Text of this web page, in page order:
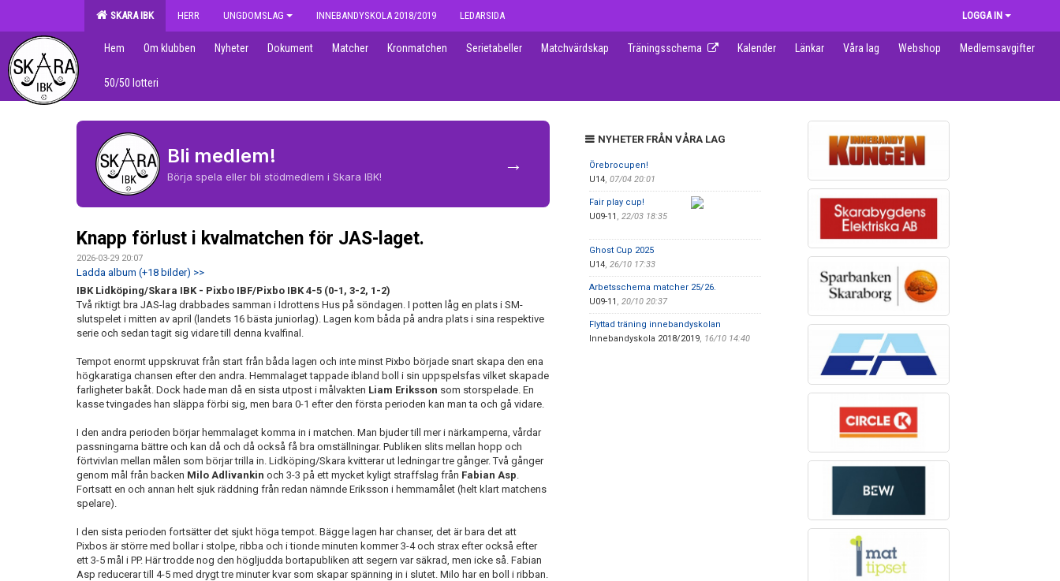
SKARA IBK HERR UNGDOMSLAG INNEBANDYSKOLA 2018/2019 LEDARSIDA LOGGA IN
Hem Om klubben Nyheter Dokument Matcher Kronmatchen Serietabeller Matchvärdskap Träningsschema Kalender Länkar Våra lag Webshop Medlemsavgifter
50/50 lotteri
Bli medlem!
Börja spela eller bli stödmedlem i Skara IBK!
→
Knapp förlust i kvalmatchen för JAS-laget.
2026-03-29 20:07
Ladda album (+18 bilder) >>
IBK Lidköping/Skara IBK - Pixbo IBF/Pixbo IBK 4-5 (0-1, 3-2, 1-2)
Två riktigt bra JAS-lag drabbades samman i Idrottens Hus på söndagen. I potten låg en plats i SM-
slutspelet i mitten av april (landets 16 bästa juniorlag). Lagen kom båda på andra plats i sina respektive
serie och sedan tagit sig vidare till denna kvalfinal.
Tempot enormt uppskruvat från start från båda lagen och inte minst Pixbo började snart skapa den ena
högkaratiga chansen efter den andra. Hemmalaget tappade ibland boll i sin uppspelsfas vilket skapade
farligheter bakåt. Dock hade man då en sista utpost i målvakten Liam Eriksson som storspelade. En
kasse tvingades han släppa förbi sig, men bara 0-1 efter den första perioden kan man ta och gå vidare.
I den andra perioden börjar hemmalaget komma in i matchen. Man bjuder till mer i närkamperna, vårdar
passningarna bättre och kan då och då också få bra omställningar. Publiken slits mellan hopp och
förtvivlan mellan målen som börjar trilla in. Lidköping/Skara kvitterar ut ledningar tre gånger. Två gånger
genom mål från backen Milo Adlivankin och 3-3 på ett mycket kyligt straffslag från Fabian Asp.
Fortsatt en och annan helt sjuk räddning från redan nämnde Eriksson i hemmamålet (helt klart matchens
spelare).
I den sista perioden fortsätter det sjukt höga tempot. Bägge lagen har chanser, det är bara det att
Pixbos är större med bollar i stolpe, ribba och i tionde minuten kommer 3-4 och strax efter också efter
ett 3-5 mål i PP. Här trodde nog den högljudda bortapubliken att segern var säkrad, men icke så. Fabian
Asp reducerar till 4-5 med drygt tre minuter kvar som skapar spänning in i slutet. Milo har en boll i ribban.
NYHETER FRÅN VÅRA LAG
Örebrocupen!
U14, 07/04 20:01
Fair play cup!
U09-11 , 22/03 18:35
Ghost Cup 2025
U14, 26/10 17:33
Arbetsschema matcher 25/26.
U09-11 , 20/10 20:37
Flyttad träning innebandyskolan
Innebandyskola 2018/2019, 16/10 14:40